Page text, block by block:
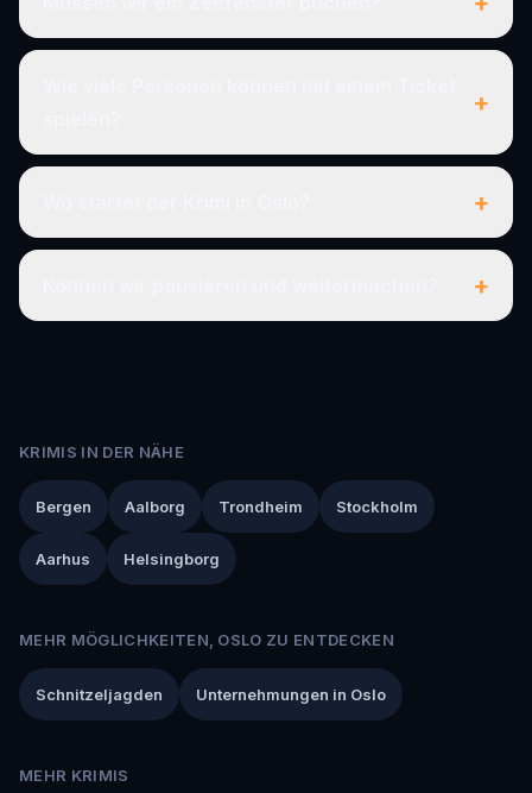
+
+
+
KRIMIS IN DER NÄHE
Bergen Aalborg Trondheim Stockholm
Aarhus Helsingborg
MEHR MÖGLICHKEITEN, OSLO ZU ENTDECKEN
Schnitzeljagden Unternehmungen in Oslo
MEHR KRIMIS